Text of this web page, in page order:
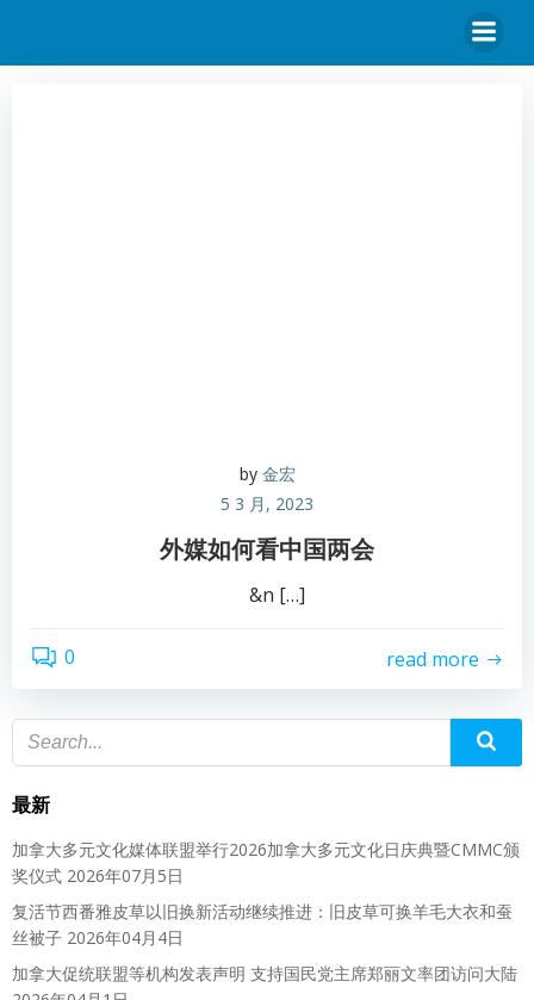
by 金宏
5 3 月, 2023
外媒如何看中国两会
&n […]
0 read more
最新
加拿大多元文化媒体联盟举行2026加拿大多元文化日庆典暨CMMC颁
奖仪式 2026年07月5日
复活节西番雅皮草以旧换新活动继续推进：旧皮草可换羊毛大衣和蚕
丝被子 2026年04月4日
加拿大促统联盟等机构发表声明 支持国民党主席郑丽文率团访问大陆